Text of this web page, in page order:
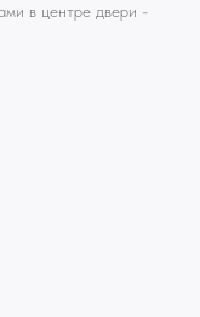
в центре двери -